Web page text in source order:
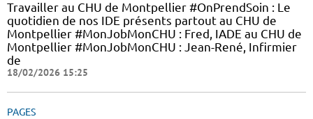
Travailler au CHU de Montpellier #OnPrendSoin : Le
quotidien de nos IDE présents partout au CHU de
Montpellier #MonJobMonCHU : Fred, IADE au CHU de
Montpellier #MonJobMonCHU : Jean-René, Infirmier
de
18/02/2026 15:25
PAGES